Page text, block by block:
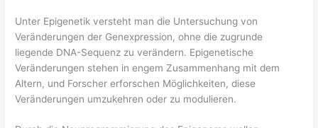
Unter Epigenetik versteht man die Untersuchung von
Veränderungen der Genexpression, ohne die zugrunde
liegende DNA-Sequenz zu verändern. Epigenetische
Veränderungen stehen in engem Zusammenhang mit dem
Altern, und Forscher erforschen Möglichkeiten, diese
Veränderungen umzukehren oder zu modulieren.